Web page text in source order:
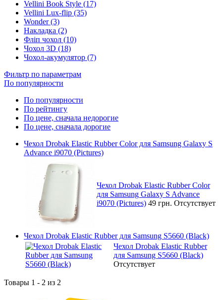
Vellini Book Style (17)
Vellini Lux-flip (35)
Wonder (3)
Накладка (2)
Фліп чохол (10)
Чохол 3D (18)
Чохол-акумулятор (7)
Фильтр по параметрам
По популярности
По популярности
По рейтингу
По цене, сначала недорогие
По цене, сначала дорогие
Чехол Drobak Elastic Rubber Color для Samsung Galaxy S
Advance i9070 (Pictures)
Чехол Drobak Elastic Rubber Color
для Samsung Galaxy S Advance
i9070 (Pictures) 49 грн. Отсутствует
Чехол Drobak Elastic Rubber для Samsung S5660 (Black)
Чехол Drobak Elastic Rubber
для Samsung S5660 (Black)
Отсутствует
Товары 1 - 2 из 2